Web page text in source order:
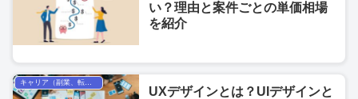
い？理由と案件ごとの単価相場
を紹介
UXデザインとは？UIデザインと